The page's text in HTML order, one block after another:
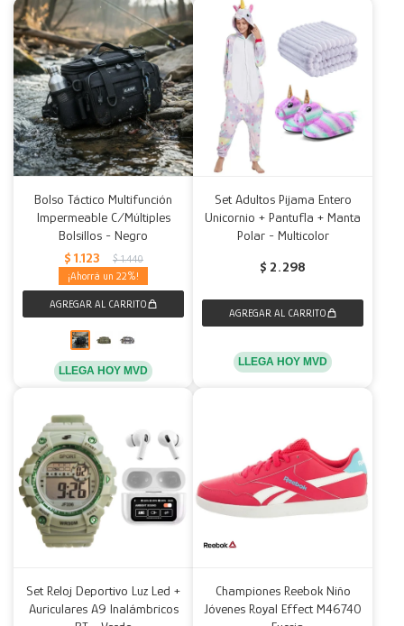
Bolso Táctico Multifunción
Impermeable C/Múltiples
Bolsillos - Negro
$ 1.123 $ 1.440
22
LLEGA HOY MVD
Set Adultos Pijama Entero
Unicornio + Pantufla + Manta
Polar - Multicolor
$ 2.298
LLEGA HOY MVD
Set Reloj Deportivo Luz Led +
Auriculares A9 Inalámbricos
Championes Reebok Niño
Jóvenes Royal Effect M46740